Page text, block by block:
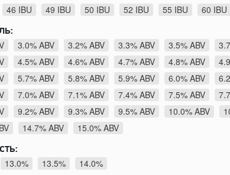
46 IBU 49 IBU 50 IBU 52 IBU 55 IBU 60 IBU
3.0% ABV 3.2% ABV 3.3% ABV 3.5% ABV
4.5% ABV 4.6% ABV 4.7% ABV 4.8% ABV
5.7% ABV 5.8% ABV 5.9% ABV 6.0% ABV
7.0% ABV 7.1% ABV 7.4% ABV 7.5% ABV
9.2% ABV 9.3% ABV 9.5% ABV 10.0% ABV
14.7% ABV
15.0% ABV
13.0% 13.5%
14.0%